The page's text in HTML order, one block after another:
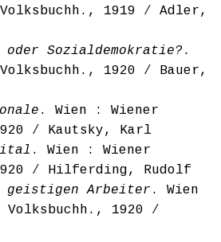
1919 / Adler,
oder Sozialdemokratie?.
1920 / Bauer,
. Wien : Wiener
/ Kautsky, Karl
. Wien : Wiener
/ Hilferding, Rudolf
geistigen Arbeiter . Wien
1920 /